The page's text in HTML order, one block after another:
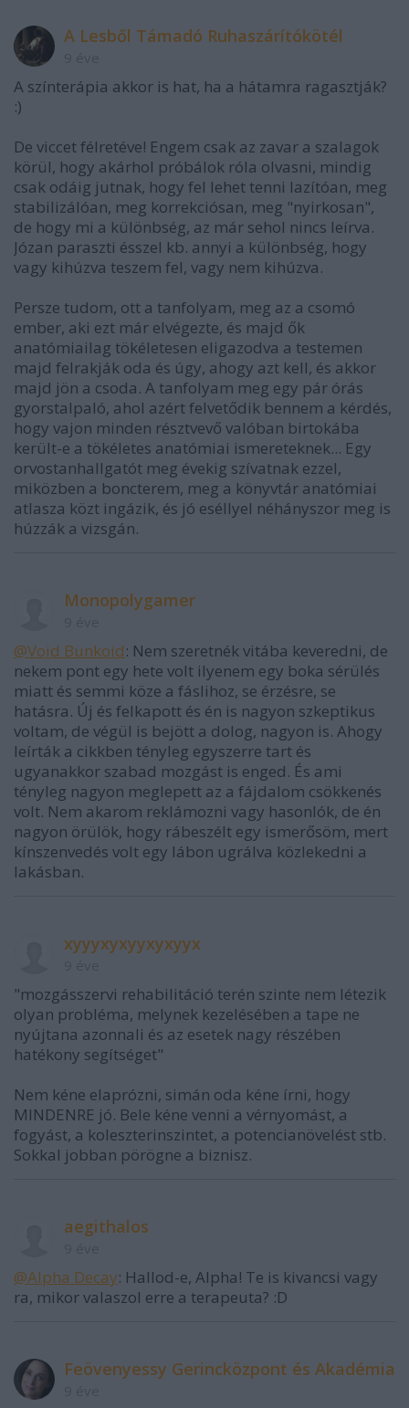
A Lesből Támadó Ruhaszárítókötél
A színterápia akkor is hat, ha a hátamra ragasztják?
:)
De viccet félretéve! Engem csak az zavar a szalagok
körül, hogy akárhol próbálok róla olvasni, mindig
csak odáig jutnak, hogy fel lehet tenni lazítóan, meg
stabilizálóan, meg korrekciósan, meg "nyirkosan",
de hogy mi a különbség, az már sehol nincs leírva.
Józan paraszti ésszel kb. annyi a különbség, hogy
vagy kihúzva teszem fel, vagy nem kihúzva.
Persze tudom, ott a tanfolyam, meg az a csomó
ember, aki ezt már elvégezte, és majd ők
anatómiailag tökéletesen eligazodva a testemen
majd felrakják oda és úgy, ahogy azt kell, és akkor
majd jön a csoda. A tanfolyam meg egy pár órás
gyorstalpaló, ahol azért felvetődik bennem a kérdés,
hogy vajon minden résztvevő valóban birtokába
került-e a tökéletes anatómiai ismereteknek... Egy
orvostanhallgatót meg évekig szívatnak ezzel,
miközben a boncterem, meg a könyvtár anatómiai
atlasza közt ingázik, és jó eséllyel néhányszor meg is
húzzák a vizsgán.
Monopolygamer
@Void Bunkoid: Nem szeretnék vitába keveredni, de
nekem pont egy hete volt ilyenem egy boka sérülés
miatt és semmi köze a fáslihoz, se érzésre, se
hatásra. Új és felkapott és én is nagyon szkeptikus
voltam, de végül is bejött a dolog, nagyon is. Ahogy
leírták a cikkben tényleg egyszerre tart és
ugyanakkor szabad mozgást is enged. És ami
tényleg nagyon meglepett az a fájdalom csökkenés
volt. Nem akarom reklámozni vagy hasonlók, de én
nagyon örülök, hogy rábeszélt egy ismerősöm, mert
kínszenvedés volt egy lábon ugrálva közlekedni a
lakásban.
xyyyxyxyyxyxyyx
"mozgásszervi rehabilitáció terén szinte nem létezik
olyan probléma, melynek kezelésében a tape ne
nyújtana azonnali és az esetek nagy részében
hatékony segítséget"
Nem kéne elaprózni, simán oda kéne írni, hogy
MINDENRE jó. Bele kéne venni a vérnyomást, a
fogyást, a koleszterinszintet, a potencianövelést stb.
Sokkal jobban pörögne a biznisz.
aegithalos
@Alpha Decay: Hallod-e, Alpha! Te is kivancsi vagy
ra, mikor valaszol erre a terapeuta? :D
Feövenyessy Gerincközpont és Akadémia